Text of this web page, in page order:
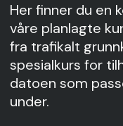
Her finner du en
våre planlagte
fra trafikalt
spesialkurs for
datoen som
under.